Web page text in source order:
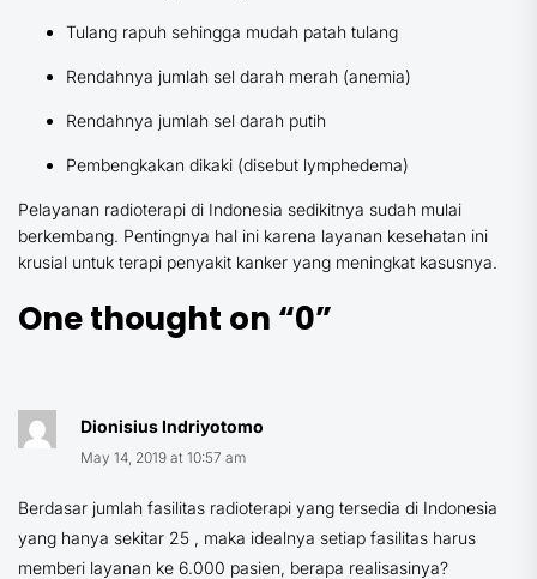
Tulang rapuh sehingga mudah patah tulang
Rendahnya jumlah sel darah merah (anemia)
Rendahnya jumlah sel darah putih
Pembengkakan dikaki (disebut lymphedema)
Pelayanan radioterapi di Indonesia sedikitnya sudah mulai
berkembang. Pentingnya hal ini karena layanan kesehatan ini
krusial untuk terapi penyakit kanker yang meningkat kasusnya.
One thought on “0”
Dionisius Indriyotomo
May 14, 2019 at 10:57 am
Berdasar jumlah fasilitas radioterapi yang tersedia di Indonesia
yang hanya sekitar 25 , maka idealnya setiap fasilitas harus
memberi layanan ke 6.000 pasien, berapa realisasinya?